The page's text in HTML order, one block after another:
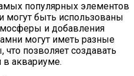
популярных элементов
могут быть использованы
и добавления
могут иметь разные
позволяет создавать
аквариуме.